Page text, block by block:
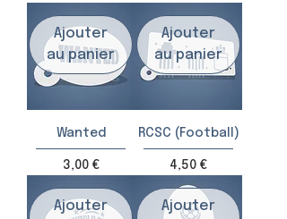
Ajouter
au panier
Wanted
Prix
3,00 €
Ajouter
au panier
RCSC (Football)
Prix
4,50 €
Ajouter
Ajouter